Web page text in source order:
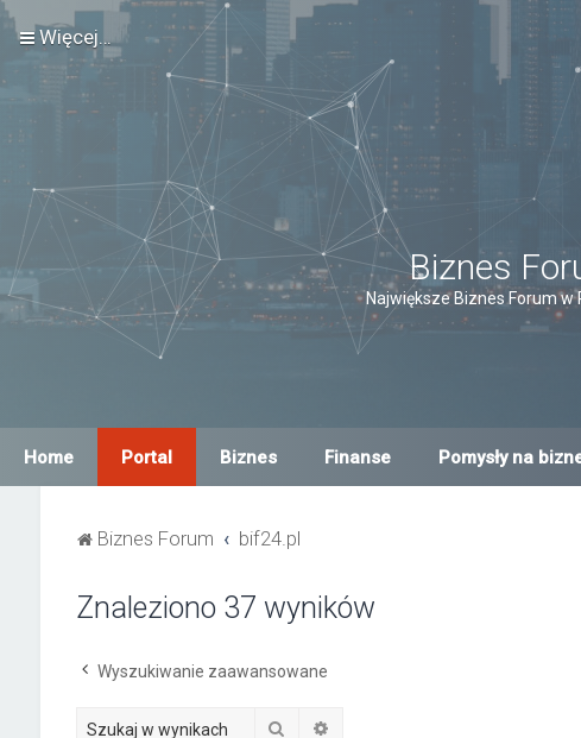
Więcej…
Biznes
Największe Biznes Forum
Home Portal Biznes Finanse Pomysły na
Biznes Forum bif24.pl
Znaleziono 37 wyników
Wyszukiwanie zaawansowane
Szukaj